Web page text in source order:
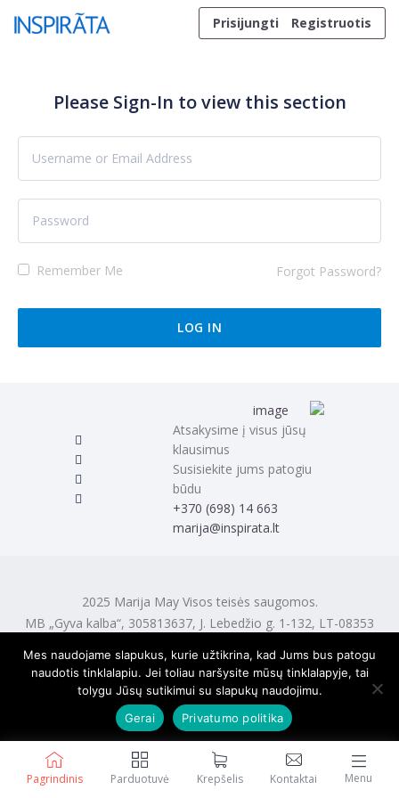
Skip to content
Prisijungti
Registruotis
Pagrindinis Parduotuvė Krepšelis Kontaktai Menu
Please Sign-In to view this section
Remember Me Forgot Password?
Atsakysime į visus jūsų
klausimus
Susisiekite jums patogiu
būdu
‭+370 (698) 14 663
marija@inspirata.lt
2025 Marija May Visos teisės saugomos.
MB „Gyva kalba“, 305813637, J. Lebedžio g. 1-132, LT-08353
Mes naudojame slapukus, kurie užtikrina, kad Jums bus patogu
naudotis tinklalapiu. Jei toliau naršysite mūsų tinklalapyje, tai
tolygu Jūsų sutikimui su slapukų naudojimu.
Gerai
Privatumo politika